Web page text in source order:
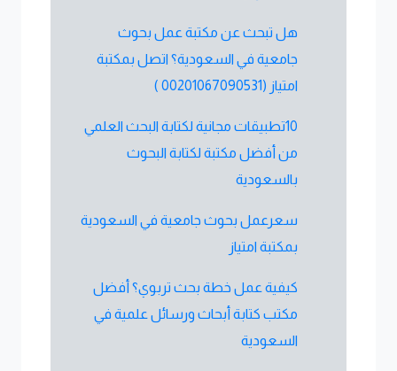
هل تبحث عن مكتبة عمل بحوث
جامعية في السعودية؟ اتصل بمكتبة
امتياز (00201067090531 )
10تطبيقات مجانية لكتابة البحث العلمي
من أفضل مكتبة لكتابة البحوث
بالسعودية
سعرعمل بحوث جامعية في السعودية
بمكتبة امتياز
كيفية عمل خطة بحث تربوي؟ أفضل
مكتب كتابة أبحاث ورسائل علمية في
السعودية